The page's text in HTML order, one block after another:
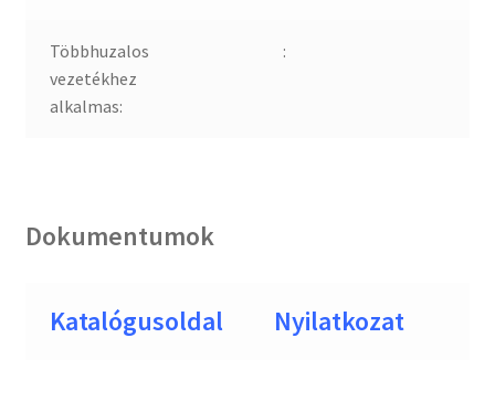
Többhuzalos
vezetékhez
alkalmas:
:
Dokumentumok
Katalógusoldal Nyilatkozat